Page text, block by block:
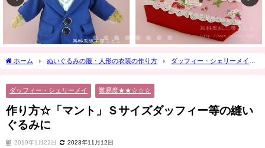
ホーム ぬいぐるみの服・人形の衣装の作り方
ダッフィー・シェリーメイ
ダッフィー・シェリーメイ 難易度★★☆☆☆
作り方☆「マント」Ｓサイズダッフィー等の縫い
ぐるみに
2019年1月22日 2023年11月12日